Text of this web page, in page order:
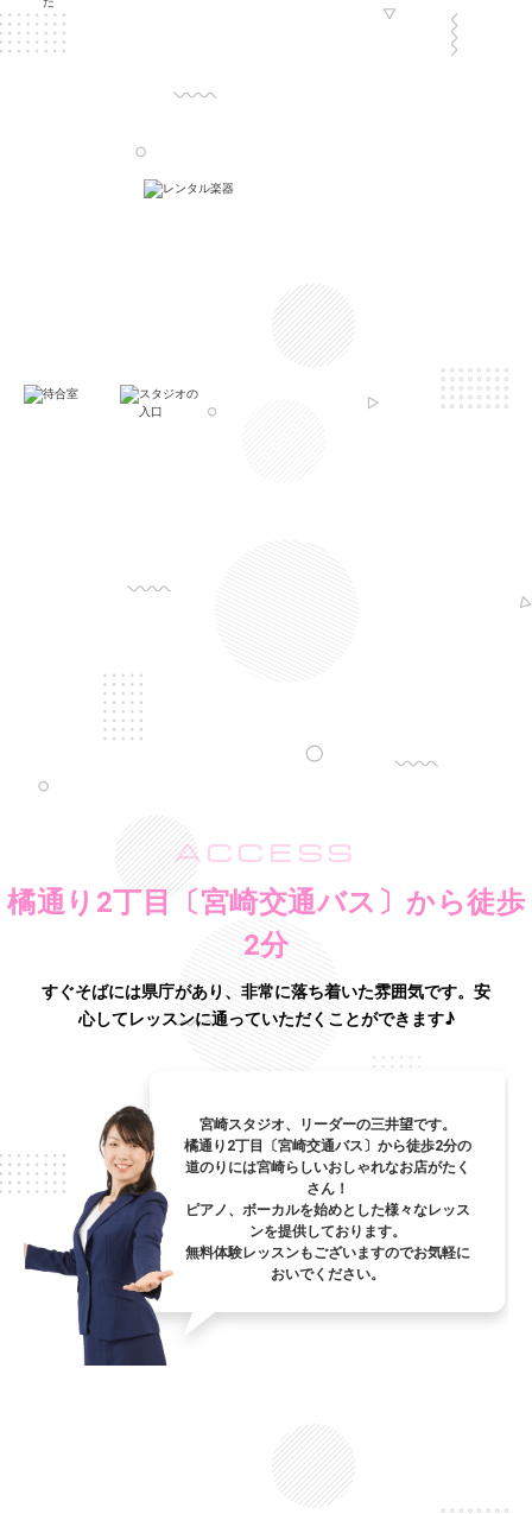
ACCESS
橘通り2丁目〔宮崎交通バス〕から徒歩
2分
すぐそばには県庁があり、非常に落ち着いた雰囲気です。 安
心してレッスンに通っていただくことができます♪
宮崎スタジオ、リーダーの三井望です。
橘通り2丁目〔宮崎交通バス〕から徒歩2分の
道のりには宮崎らしいおしゃれなお店がたく
さん！
ピアノ、ボーカルを始めとした様々なレッス
ンを提供しております。
無料体験レッスンもございますのでお気軽に
おいでください。